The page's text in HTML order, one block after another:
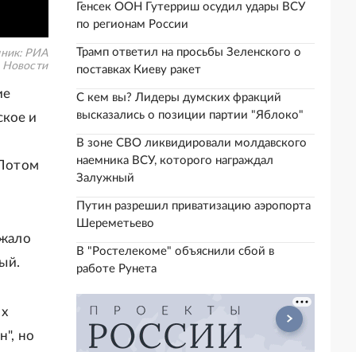
РИА
Новости
и
но
Генсек ООН Гутерриш осудил удары ВСУ
по регионам России
Трамп ответил на просьбы Зеленского о
поставках Киеву ракет
С кем вы? Лидеры думских фракций
высказались о позиции партии "Яблоко"
В зоне СВО ликвидировали молдавского
наемника ВСУ, которого награждал
Залужный
Путин разрешил приватизацию аэропорта
Шереметьево
В "Ростелекоме" объяснили сбой в
работе Рунета